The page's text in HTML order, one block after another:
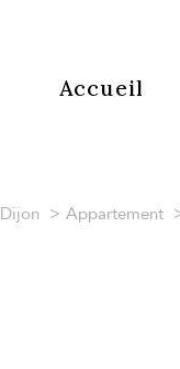
Accueil
Dijon Appartement